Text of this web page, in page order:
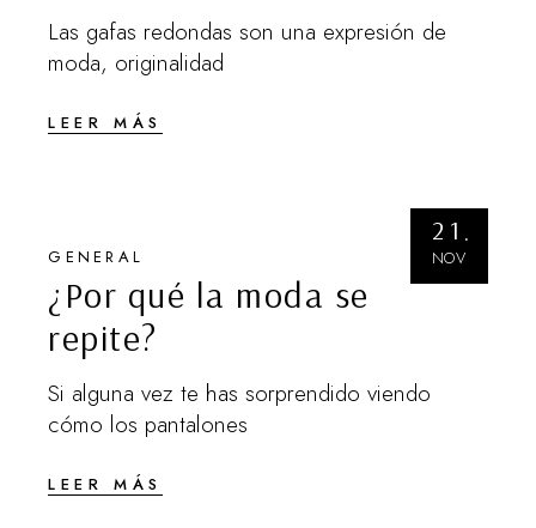
Las gafas redondas son una expresión de
moda, originalidad
LEER MÁS
21
NOV
GENERAL
¿Por qué la moda se
repite?
Si alguna vez te has sorprendido viendo
cómo los pantalones
LEER MÁS